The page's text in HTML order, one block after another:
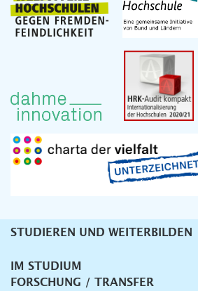
Unternavigation
STUDIEREN UND WEITERBILDEN
IM STUDIUM
FORSCHUNG / TRANSFER